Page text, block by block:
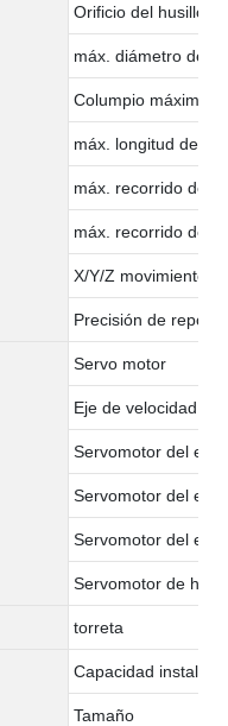
Orificio del husillo
máx. diámetro del
Columpio máximo
máx. longitud de
máx. recorrido del
máx. recorrido del
X/Y/Z movimiento
Precisión de
Servo motor
Eje de velocidad
Servomotor del eje
Servomotor del eje
Servomotor del eje
Servomotor de
torreta
Capacidad
Tamaño